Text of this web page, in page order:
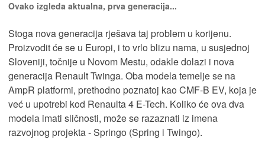
Ovako izgleda aktualna, prva generacija...
Stoga nova generacija rješava taj problem u korijenu.
Proizvodit će se u Europi, i to vrlo blizu nama, u susjednoj
Sloveniji, točnije u Novom Mestu, odakle dolazi i nova
generacija Renault Twinga. Oba modela temelje se na
AmpR platformi, prethodno poznatoj kao CMF-B EV, koja je
već u upotrebi kod Renaulta 4 E-Tech. Koliko će ova dva
modela imati sličnosti, može se razaznati iz imena
razvojnog projekta - Springo (Spring i Twingo).